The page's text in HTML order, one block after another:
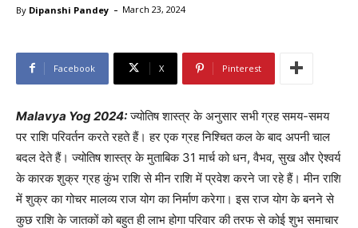
By Dipanshi Pandey - March 23, 2024
Facebook X Pinterest
Malavya Yog 2024: ज्योतिष शास्त्र के अनुसार सभी ग्रह समय-समय
पर राशि परिवर्तन करते रहते हैं। हर एक ग्रह निश्चित कल के बाद अपनी चाल
बदल देते हैं। ज्योतिष शास्त्र के मुताबिक 31 मार्च को धन, वैभव, सुख और ऐश्वर्य
के कारक शुक्र ग्रह कुंभ राशि से मीन राशि में प्रवेश करने जा रहे हैं। मीन राशि
में शुक्र का गोचर मालव्य राज योग का निर्माण करेगा। इस राज योग के बनने से
कुछ राशि के जातकों को बहुत ही लाभ होगा परिवार की तरफ से कोई शुभ समाचार